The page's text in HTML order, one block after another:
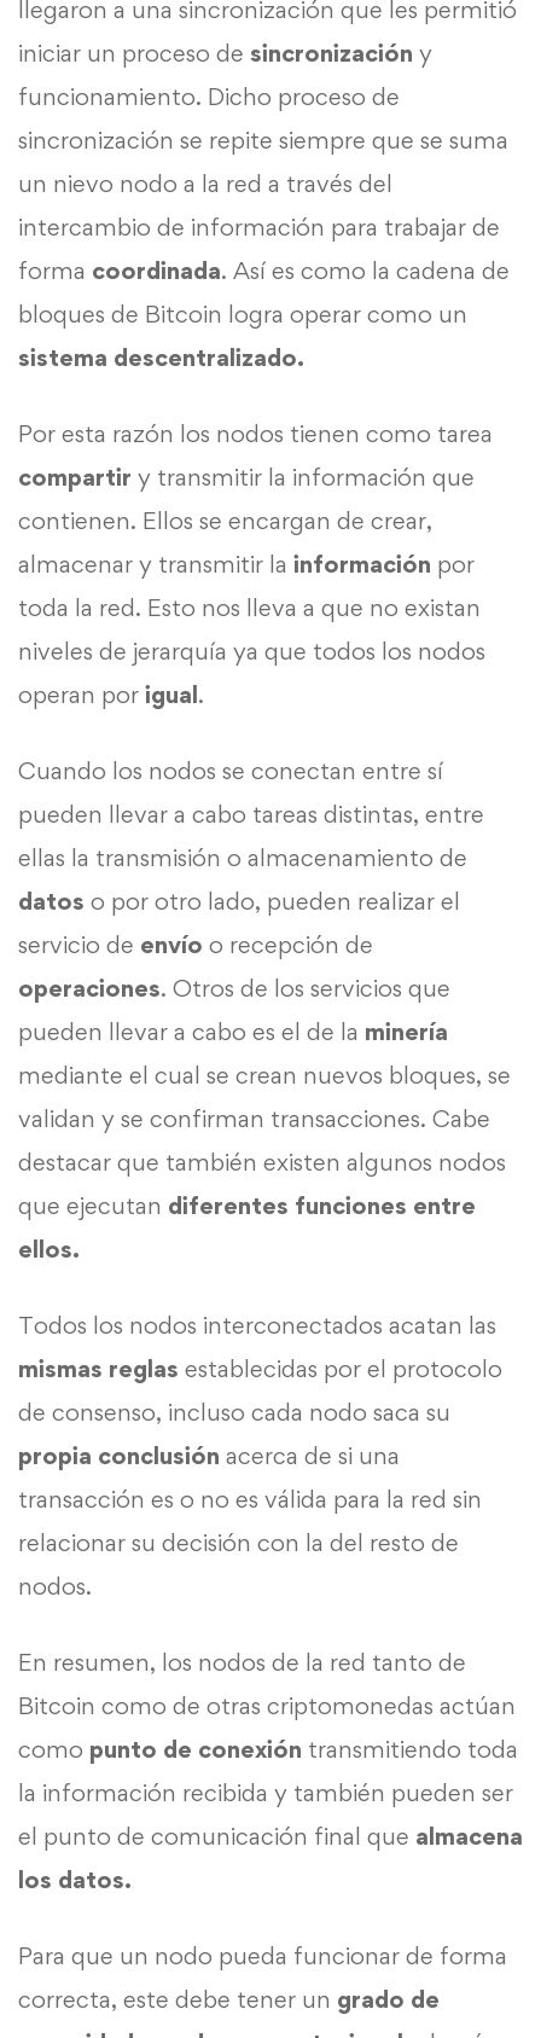
llegaron a una sincronización que les permitió
iniciar un proceso de sincronización y
funcionamiento. Dicho proceso de
sincronización se repite siempre que se suma
un nievo nodo a la red a través del
intercambio de información para trabajar de
forma coordinada. Así es como la cadena de
bloques de Bitcoin logra operar como un
sistema descentralizado.
Por esta razón los nodos tienen como tarea
compartir y transmitir la información que
contienen. Ellos se encargan de crear,
almacenar y transmitir la información por
toda la red. Esto nos lleva a que no existan
niveles de jerarquía ya que todos los nodos
operan por igual.
Cuando los nodos se conectan entre sí
pueden llevar a cabo tareas distintas, entre
ellas la transmisión o almacenamiento de
datos o por otro lado, pueden realizar el
servicio de envío o recepción de
operaciones. Otros de los servicios que
pueden llevar a cabo es el de la minería
mediante el cual se crean nuevos bloques, se
validan y se confirman transacciones. Cabe
destacar que también existen algunos nodos
que ejecutan diferentes funciones entre
ellos.
Todos los nodos interconectados acatan las
mismas reglas establecidas por el protocolo
de consenso, incluso cada nodo saca su
propia conclusión acerca de si una
transacción es o no es válida para la red sin
relacionar su decisión con la del resto de
nodos.
En resumen, los nodos de la red tanto de
Bitcoin como de otras criptomonedas actúan
como punto de conexión transmitiendo toda
la información recibida y también pueden ser
el punto de comunicación final que almacena
los datos.
Para que un nodo pueda funcionar de forma
correcta, este debe tener un grado de